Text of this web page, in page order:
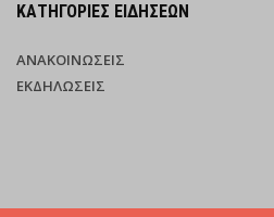
ΚΑΤΗΓΟΡΊΕΣ ΕΙΔΉΣΕΩΝ
ΑΝΑΚΟΙΝΏΣΕΙΣ
ΕΚΔΗΛΏΣΕΙΣ